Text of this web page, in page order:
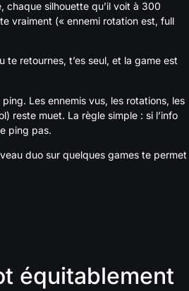
chaque silhouette qu’il voit à 300
vraiment (« ennemi rotation est, full
te retournes, t’es seul, et la game est
Les ennemis vus, les rotations, les
reste muet. La règle simple : si l’info
ping pas.
duo sur quelques games te permet
équitablement